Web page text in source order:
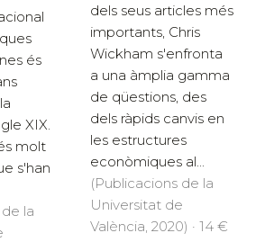
és
XIX.
molt
s'han
la
dels seus articles més
importants, Chris
Wickham s'enfronta
a una àmplia gamma
de qüestions, des
dels ràpids canvis en
les estructures
econòmiques al...
(Publicacions de la
Universitat de
València, 2020) · 14 €